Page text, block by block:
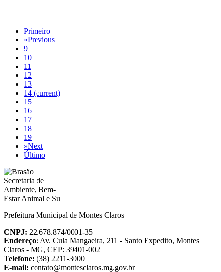
Primeiro
«Previous
9
10
11
12
13
14 (current)
15
16
17
18
19
»Next
Último
Prefeitura Municipal de Montes Claros
CNPJ: 22.678.874/0001-35
Endereço: Av. Cula Mangaeira, 211 - Santo Expedito, Montes
Claros - MG, CEP: 39401-002
Telefone: (38) 2211-3000
E-mail: contato@montesclaros.mg.gov.br